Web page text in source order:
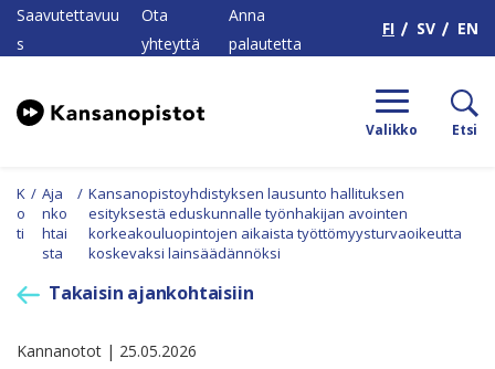
Saavutettavuu
s
Ota
yhteyttä
Anna
palautetta
FI SV EN
Valikko Etsi
K
o
ti
/ Aja
nko
htai
sta
/ Kansanopistoyhdistyksen lausunto hallituksen
esityksestä eduskunnalle työnhakijan avointen
korkeakouluopintojen aikaista työttömyysturvaoikeutta
koskevaksi lainsäädännöksi
Takaisin ajankohtaisiin
Kannanotot | 25.05.2026